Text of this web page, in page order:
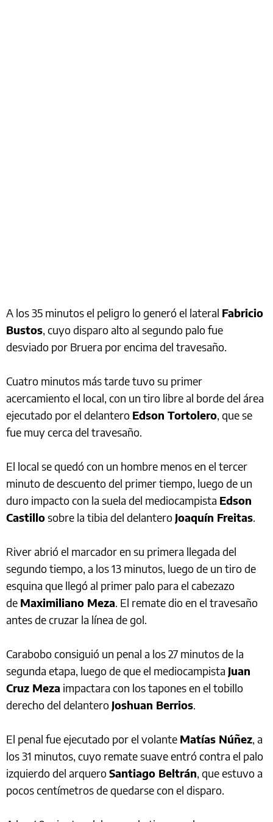
A los 35 minutos el peligro lo generó el lateral Fabricio
Bustos, cuyo disparo alto al segundo palo fue
desviado por Bruera por encima del travesaño.
Cuatro minutos más tarde tuvo su primer
acercamiento el local, con un tiro libre al borde del área
ejecutado por el delantero Edson Tortolero, que se
fue muy cerca del travesaño.
El local se quedó con un hombre menos en el tercer
minuto de descuento del primer tiempo, luego de un
duro impacto con la suela del mediocampista Edson
Castillosobre la tibia del delantero Joaquín Freitas.
River abrió el marcador en su primera llegada del
segundo tiempo, a los 13 minutos, luego de un tiro de
esquina que llegó al primer palo para el cabezazo
de Maximiliano Meza. El remate dio en el travesaño
antes de cruzar la línea de gol.
Carabobo consiguió un penal a los 27 minutos de la
segunda etapa, luego de que el mediocampista Juan
Cruz Meza impactara con los tapones en el tobillo
derecho del delantero Joshuan Berrios.
El penal fue ejecutado por el volante Matías Núñez, a
los 31 minutos, cuyo remate suave entró contra el palo
izquierdo del arqueroSantiago Beltrán, que estuvo a
pocos centímetros de quedarse con el disparo.